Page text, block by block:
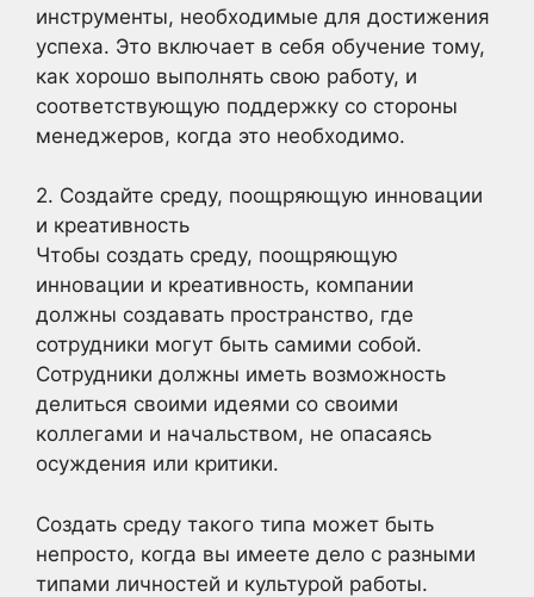
инструменты, необходимые для достижения
успеха. Это включает в себя обучение тому,
как хорошо выполнять свою работу, и
соответствующую поддержку со стороны
менеджеров, когда это необходимо.
2. Создайте среду, поощряющую инновации
и креативность
Чтобы создать среду, поощряющую
инновации и креативность, компании
должны создавать пространство, где
сотрудники могут быть самими собой.
Сотрудники должны иметь возможность
делиться своими идеями со своими
коллегами и начальством, не опасаясь
осуждения или критики.
Создать среду такого типа может быть
непросто, когда вы имеете дело с разными
типами личностей и культурой работы.